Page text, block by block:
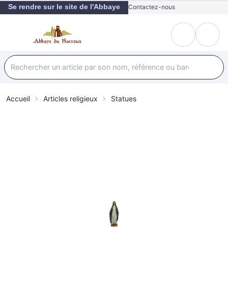
Se rendre sur le site de l'Abbaye Contactez-nous
Accueil Articles religieux Statues